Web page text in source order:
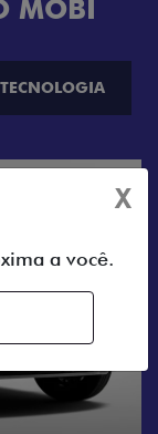
MOBI
TECNOLOGIA
X
a você.